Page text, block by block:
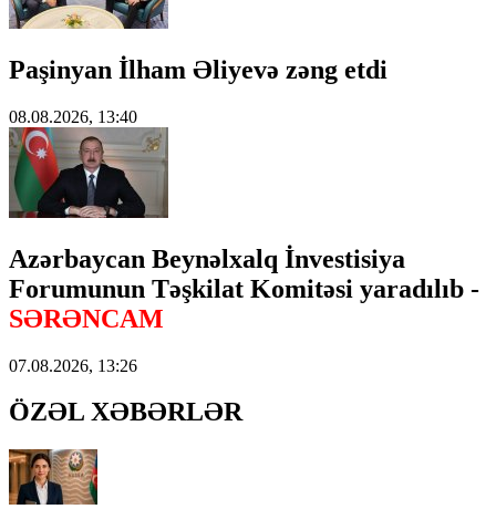
Paşinyan İlham Əliyevə zəng etdi
08.08.2026, 13:40
Azərbaycan Beynəlxalq İnvestisiya
Forumunun Təşkilat Komitəsi yaradılıb -
SƏRƏNCAM
07.08.2026, 13:26
ÖZƏL XƏBƏRLƏR